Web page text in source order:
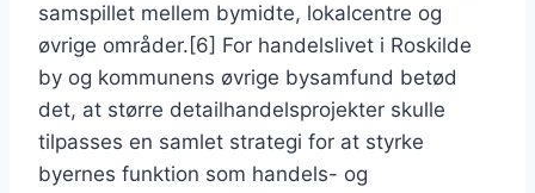
samspillet mellem bymidte, lokalcentre og
øvrige områder.[6] For handelslivet i Roskilde
by og kommunens øvrige bysamfund betød
det, at større detailhandelsprojekter skulle
tilpasses en samlet strategi for at styrke
byernes funktion som handels- og